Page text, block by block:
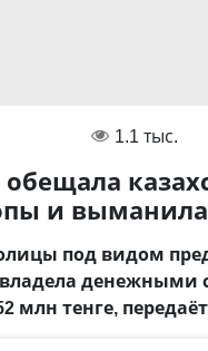
1.1 тыс.
и выманила
под видом
денежными
млн тенге, передаёт